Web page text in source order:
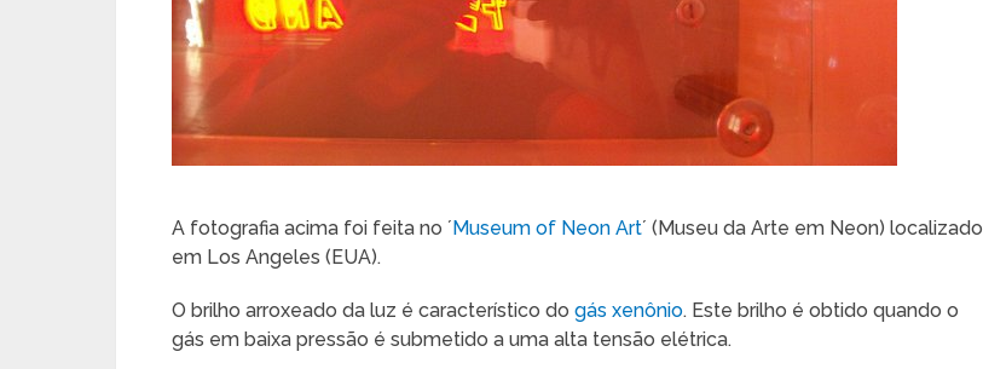
A fotografia acima foi feita no ´Museum of Neon Art´ (Museu da Arte em Neon) localizado
em Los Angeles (EUA).
O brilho arroxeado da luz é característico do gás xenônio. Este brilho é obtido quando o
gás em baixa pressão é submetido a uma alta tensão elétrica.